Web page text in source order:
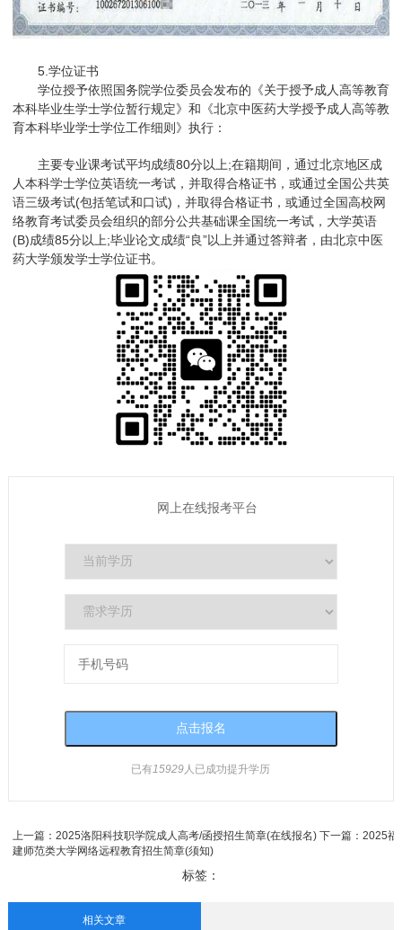
5.学位证书
学位授予依照国务院学位委员会发布的《关于授予成人高等教育
本科毕业生学士学位暂行规定》和《北京中医药大学授予成人高等教
育本科毕业学士学位工作细则》执行：
主要专业课考试平均成绩80分以上;在籍期间，通过北京地区成
人本科学士学位英语统一考试，并取得合格证书，或通过全国公共英
语三级考试(包括笔试和口试)，并取得合格证书，或通过全国高校网
络教育考试委员会组织的部分公共基础课全国统一考试，大学英语
(B)成绩85分以上;毕业论文成绩“良”以上并通过答辩者，由北京中医
药大学颁发学士学位证书。
网上在线报考平台
已有15929人已成功提升学历
上一篇： 2025洛阳科技职学院成人高考/函授招生简章(在线报名)下一篇： 2025福
建师范类大学网络远程教育招生简章(须知)
标签：
相关文章